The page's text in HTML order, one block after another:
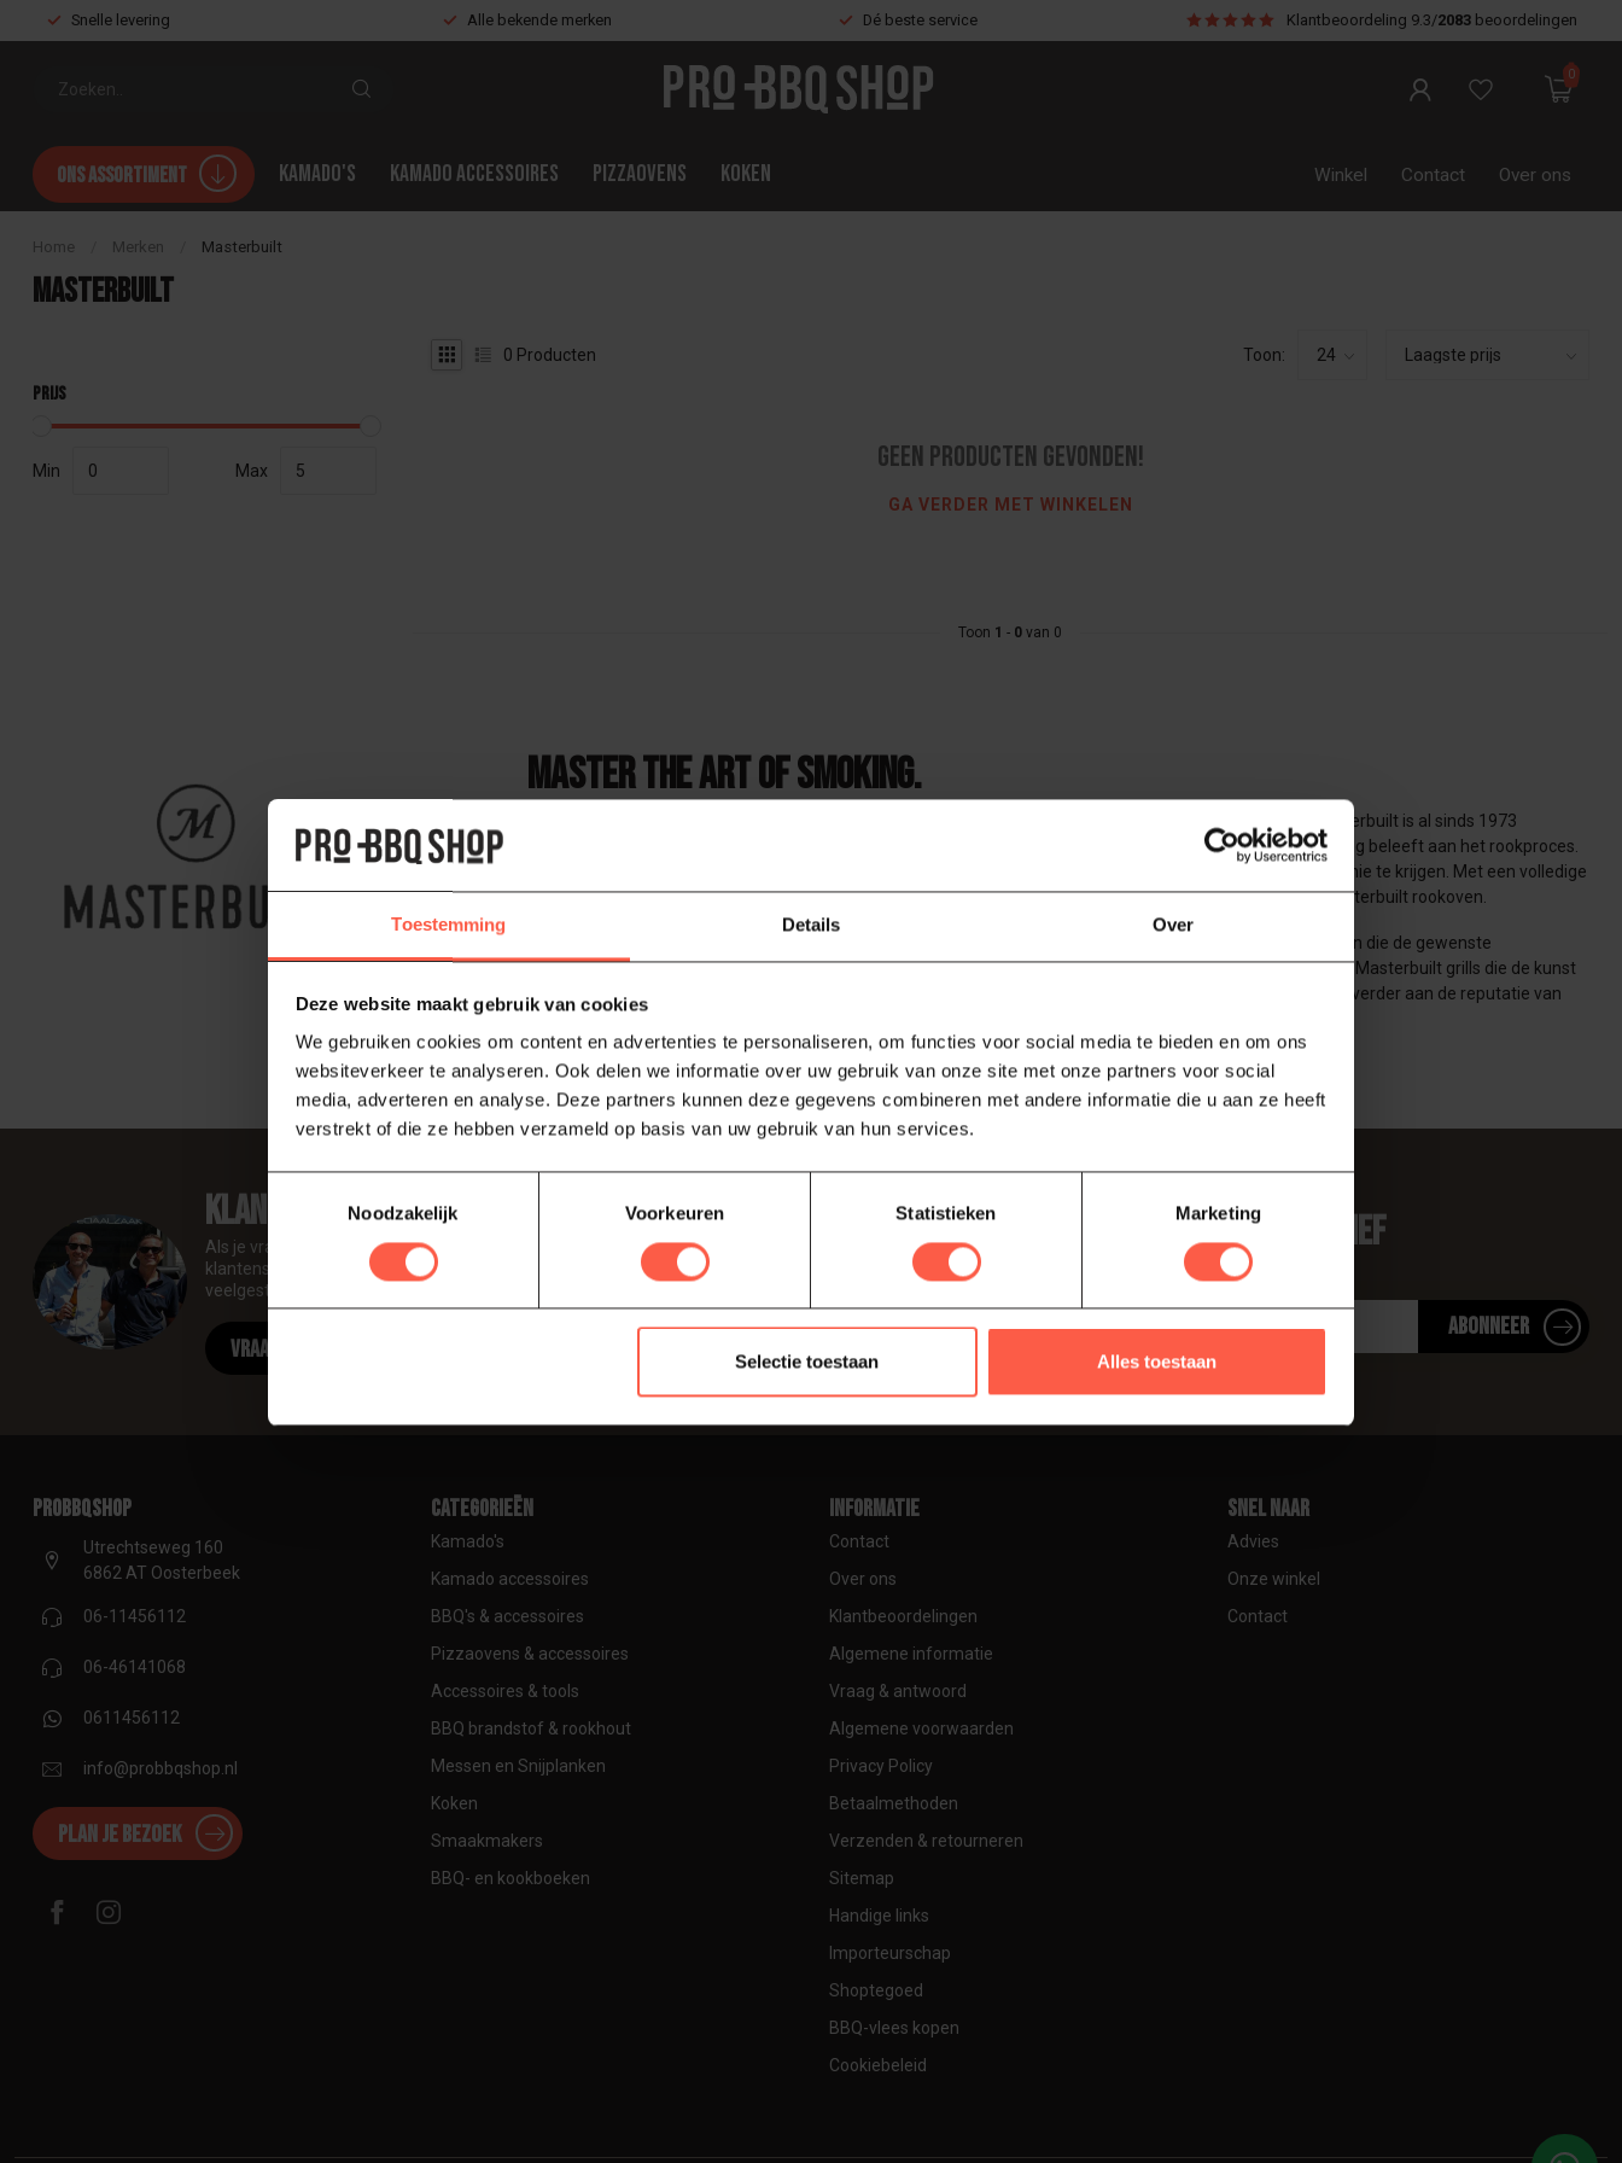
Toestemming Details Over
Deze website maakt gebruik van cookies
We gebruiken cookies om content en advertenties te personaliseren, om functies voor social media te bieden en om ons
websiteverkeer te analyseren. Ook delen we informatie over uw gebruik van onze site met onze partners voor social
media, adverteren en analyse. Deze partners kunnen deze gegevens combineren met andere informatie die u aan ze heeft
verstrekt of die ze hebben verzameld op basis van uw gebruik van hun services.
Noodzakelijk
Voorkeuren Statistieken Marketing
Selectie toestaan Alles toestaan
Snelle levering Alle bekende merken Dé beste service Klantbeoordeling 9.3/2083 beoordelingen
0
Ons assortiment Kamado's Kamado accessoires Pizzaovens Koken Winkel Contact Over ons
Home Merken Masterbuilt
Masterbuilt
Prijs
Min Max
0 Producten Toon:
Geen producten gevonden!
GA VERDER MET WINKELEN
Toon 1 - 0 van 0
Master the Art of Smoking.
Masterbuilt is één van de grootste smokers & BBQ makers van de VS en tevens het moederbedrijf van Kamado Joe! Masterbuilt is al sinds 1973
voortdurend bezig met het ontwikkelen van producten die je gerechten smakelijker maken en waarmee je meer voldoening beleeft aan het rookproces.
Masterbuilt rookovens oftewel smokers zijn ideaal voor degene die klaar is om eindelijk de kunst van het roken onder de knie te krijgen. Met een volledige
lijn propaan, elektrische en houtskool rookovens, kun je een waardevolle BBQ ervaring verwachten en krijgen met een Masterbuilt rookoven.
Opvallend zijn de innovatieve functies zoals een gepatenteerde zijsysteem voor het laden van houtsnippers, een DigitalFan die de gewenste
temperatuur handhaaft, slimme Bluetooth-bediening, ingebouwde thermometers voor vleesthermometers en veel meer. Masterbuilt grills die de kunst
van het houtskoolgrillen in eigen achtertuin als geen ander beheerst. Innovatie barbecues zoals de Gravity Series bouwen verder aan de reputatie van
specialist Masterbuilt.
Klantenservice
Als je vragen hebt over onze producten of je aankoop, bezoek dan zeker onze
klantenservicepagina. Hier vindt u onze bedrijfsgegevens, antwoorden op
veelgestelde vragen en verschillende manieren om met ons in contact te komen.
Vraag onze experts
Abonneer je op onze nieuwsbrief
Blijf op de hoogte over onze laatste acties
Abonneer
proBBQshop
Utrechtseweg 160
6862 AT Oosterbeek
06-11456112
06-46141068
0611456112
info@probbqshop.nl
Plan je bezoek
Categorieën
Kamado's
Kamado accessoires
BBQ's & accessoires
Pizzaovens & accessoires
Accessoires & tools
BBQ brandstof & rookhout
Messen en Snijplanken
Koken
Smaakmakers
BBQ- en kookboeken
Informatie
Contact
Over ons
Klantbeoordelingen
Algemene informatie
Vraag & antwoord
Algemene voorwaarden
Privacy Policy
Betaalmethoden
Verzenden & retourneren
Sitemap
Handige links
Importeurschap
Shoptegoed
BBQ-vlees kopen
Cookiebeleid
Snel naar
Advies
Onze winkel
Contact